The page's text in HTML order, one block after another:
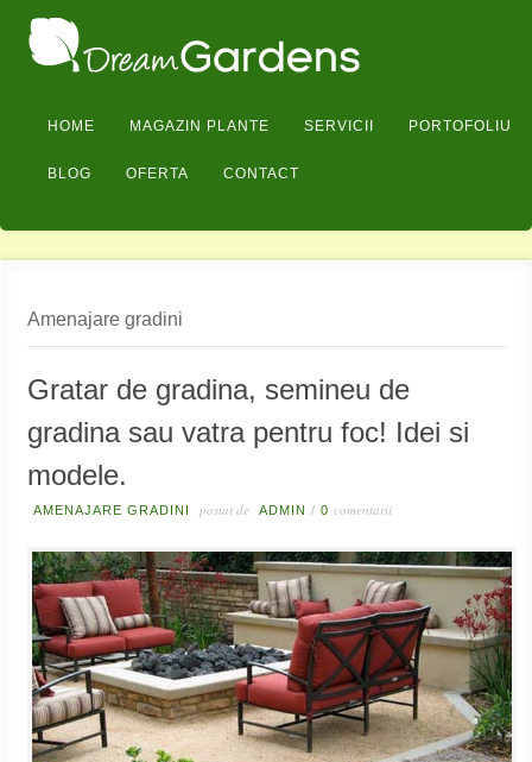
HOME MAGAZIN PLANTE SERVICII PORTOFOLIU
BLOG OFERTA CONTACT
Amenajare gradini
Gratar de gradina, semineu de
gradina sau vatra pentru foc! Idei si
modele.
AMENAJARE GRADINI postat de ADMIN /0comentarii